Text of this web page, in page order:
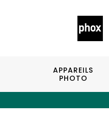
APPAREILS
PHOTO